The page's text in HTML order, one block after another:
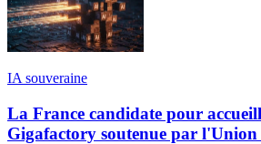
IA souveraine
La France candidate pour
Gigafactory soutenue par l'Union